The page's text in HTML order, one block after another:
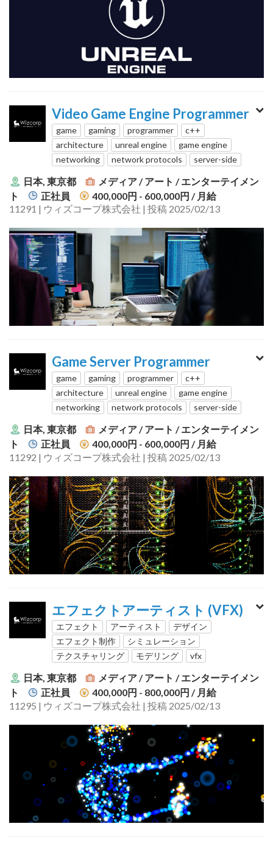
Video Game Engine Programmer
game gaming programmer
c++
architecture
unreal engine
game engine
networking
network protocols server-side
日本, 東京都
メディア / アート / エンターテイメン
ト
正社員 400,000円 - 600,000円 / 月給
11291 | ウィズコープ株式会社 | 投稿 2025/02/13
Game Server Programmer
game gaming programmer
c++
architecture
unreal engine
game engine
networking
network protocols server-side
日本, 東京都
メディア / アート / エンターテイメン
ト
正社員 400,000円 - 600,000円 / 月給
11292 | ウィズコープ株式会社 | 投稿 2025/02/13
エフェクトアーティスト (VFX)
エフェクト アーティスト
デザイン
エフェクト制作
シミュレーション
テクスチャリング
モデリング vfx
日本, 東京都
メディア / アート / エンターテイメン
ト
正社員 400,000円 - 800,000円 / 月給
11295 | ウィズコープ株式会社 | 投稿 2025/02/13